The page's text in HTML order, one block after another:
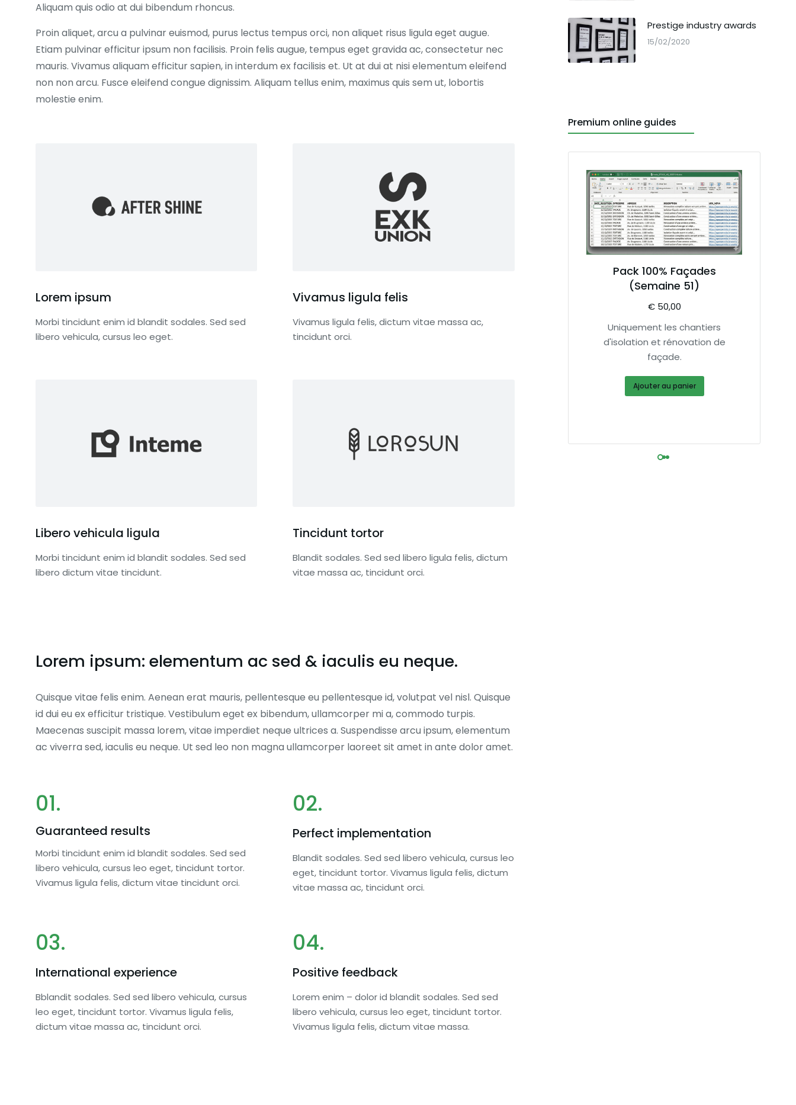
Aliquam quis odio at dui bibendum rhoncus.
Proin aliquet, arcu a pulvinar euismod, purus lectus tempus orci, non aliquet risus ligula eget augue.
Etiam pulvinar efficitur ipsum non facilisis. Proin felis augue, tempus eget gravida ac, consectetur nec
mauris. Vivamus aliquam efficitur sapien, in interdum ex facilisis et. Ut at dui at nisi elementum eleifend
non non arcu. Fusce eleifend congue dignissim. Aliquam tellus enim, maximus quis sem ut, lobortis
molestie enim.
Lorem ipsum
Morbi tincidunt enim id blandit sodales. Sed sed
libero vehicula, cursus leo eget.
Vivamus ligula felis
Vivamus ligula felis, dictum vitae massa ac,
tincidunt orci.
Libero vehicula ligula
Morbi tincidunt enim id blandit sodales. Sed sed
libero dictum vitae tincidunt.
Tincidunt tortor
Blandit sodales. Sed sed libero ligula felis, dictum
vitae massa ac, tincidunt orci.
Lorem ipsum: elementum ac sed & iaculis eu neque.
Quisque vitae felis enim. Aenean erat mauris, pellentesque eu pellentesque id, volutpat vel nisl. Quisque
id dui eu ex efficitur tristique. Vestibulum eget ex bibendum, ullamcorper mi a, commodo turpis.
Maecenas suscipit massa lorem, vitae imperdiet neque ultrices a. Suspendisse arcu ipsum, elementum
ac viverra sed, iaculis eu neque. Ut sed leo non magna ullamcorper laoreet sit amet in ante dolor amet.
01.
Guaranteed results
Morbi tincidunt enim id blandit sodales. Sed sed
libero vehicula, cursus leo eget, tincidunt tortor.
Vivamus ligula felis, dictum vitae tincidunt orci.
02.
Perfect implementation
Blandit sodales. Sed sed libero vehicula, cursus leo
eget, tincidunt tortor. Vivamus ligula felis, dictum
vitae massa ac, tincidunt orci.
03.
International experience
Bblandit sodales. Sed sed libero vehicula, cursus
leo eget, tincidunt tortor. Vivamus ligula felis,
dictum vitae massa ac, tincidunt orci.
04.
Positive feedback
Lorem enim – dolor id blandit sodales. Sed sed
libero vehicula, cursus leo eget, tincidunt tortor.
Vivamus ligula felis, dictum vitae massa.
Prestige industry awards
15/02/2020
Premium online guides
des 7 derniers jours. Pour être le
premier sur le coup. ~40 Leads.
L'historique des permis déposés en
Pack 100% Façades
(Semaine 51)
€50,00
Uniquement les chantiers
d'isolation et rénovation de
façade.
Ajouter au panier